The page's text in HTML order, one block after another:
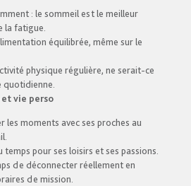
: le sommeil est le meilleur
la fatigue.
équilibrée, même sur le
physique régulière, ne serait-ce
quotidienne.
vie perso
les moments avec ses proches au
temps pour ses loisirs et ses passions.
de déconnecter réellement en
de mission.